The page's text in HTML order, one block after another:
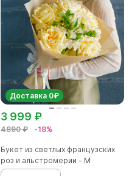
Доставка 0₽
4890 ₽ -18%
3 999 ₽
Букет из светлых французских
роз и альстромерии - М